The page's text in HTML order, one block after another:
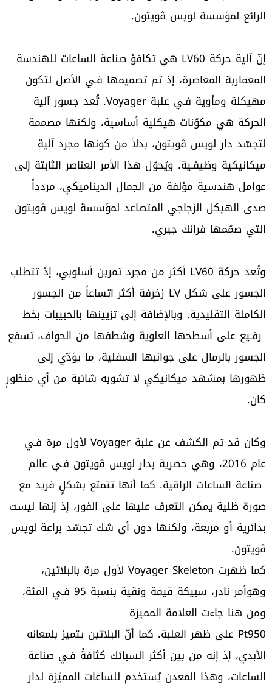
الرائع لمؤسسة لويس ڤويتون.
إنّ آلية حركة LV60 هي تكافؤ صناعة الساعات للهندسة
المعمارية المعاصرة، إذ تم تصميمها فـي الأصل لتكون
مهيكلة ومأوية فـي علبة Voyager. تُعد جسور آلية
الحركة هي مكوّنات هيكلية أساسية، ولكنها مصممة
لتجسّد دار لويس ڤويتون، بدلاً من كونها مجرد آلية
ميكانيكية وظيفـية. ويُحوّل هذا الأمر العناصر الثابتة إلى
عوامل هندسية مؤلفة من الجمال الديناميكي، مردداً
صدى الهيكل الزجاجي المتصاعد لمؤسسة لويس ڤويتون
التي صمّمها فرانك جيري.
وتُعد حركة LV60 أكثر من مجرد تمرين أسلوبي، إذ تتطلب
الجسور على شكل LV زخرفة أكثر اتساعاً من الجسور
الكاملة التقليدية. وبالإضافة إلى تزيينها بالحبيبات بخط
رفـيع على أسطحها العلوية وشطفها من الحواف، تسفع
الجسور بالرمال على جوانبها السفلية، ما يؤدّي إلى
ظهورها بمشهد ميكانيكي لا تشوبه شائبة من أي منظورٍ
كان.
وكان قد تم الكشف عن علبة Voyager لأول مرة فـي
عام 2016، وهي حصرية بدار لويس ڤويتون فـي عالم
صناعة الساعات الراقية. كما أنها تتمتع بشكلٍ فريد مع
صورة ظلية يمكن التعرف عليها على الفور، إذ إنها ليست
بدائرية أو مربعة، ولكنها دون أي شك تجسّد براعة لويس
ڤويتون.
كما ظهرت Voyager Skeleton لأول مرة بالبلاتين،
وهوأمر نادر، سبيكة قيمة ونقية بنسبة 95 فـي المئة،
ومن هنا جاءت العلامة المميزة
Pt950 على ظهر العلبة. كما أنّ البلاتين يتميز بلمعانه
الأبدي، إذ إنه من بين أكثر السبائك كثافةً فـي صناعة
الساعات، وهذا المعدن يُستخدم للساعات المميّزة لدار